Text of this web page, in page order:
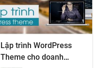
Lập trình WordPress
Theme cho doanh